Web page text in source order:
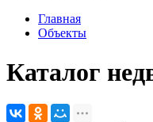
Главная
Объекты
Каталог